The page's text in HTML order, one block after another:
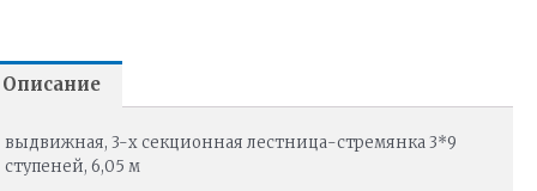
Описание
выдвижная, 3-х секционная лестница-стремянка 3*9
ступеней, 6,05 м